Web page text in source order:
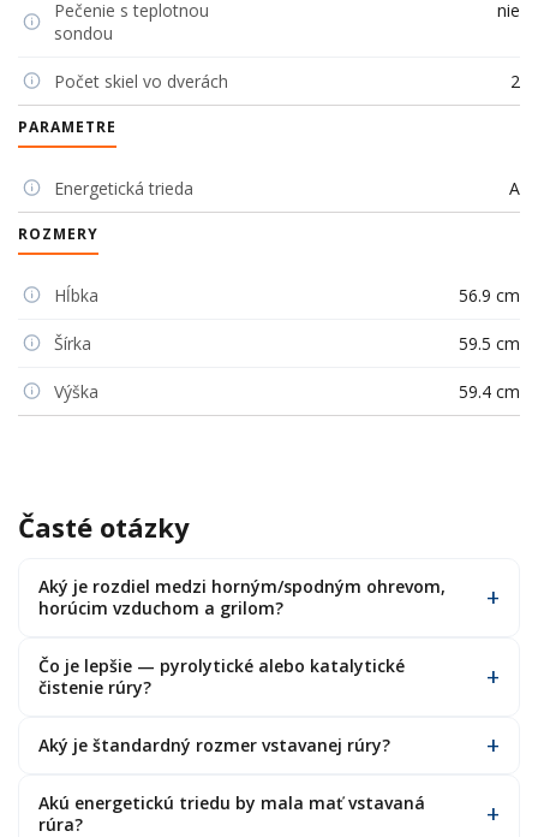
Pečenie s teplotnou
sondou
nie
Počet skiel vo dverách 2
PARAMETRE
Energetická trieda A
ROZMERY
Hĺbka 56.9 cm
Šírka 59.5 cm
Výška 59.4 cm
Časté otázky
Aký je rozdiel medzi horným/spodným ohrevom,
horúcim vzduchom a grilom?
Čo je lepšie — pyrolytické alebo katalytické
čistenie rúry?
Aký je štandardný rozmer vstavanej rúry?
Akú energetickú triedu by mala mať vstavaná
rúra?